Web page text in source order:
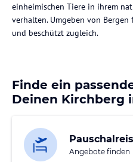
einheimischen Tiere in ihrem
verhalten. Umgeben von Bergen
und beschützt zugleich.
Finde ein
Deinen Kirchberg
Angebote finden